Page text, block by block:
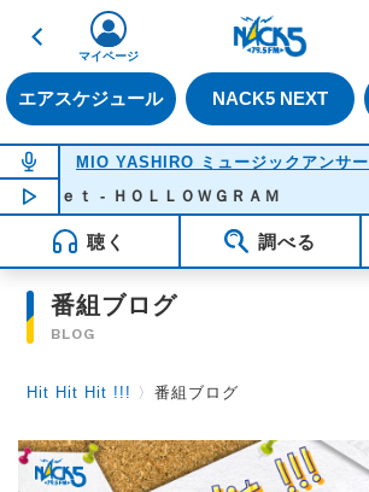
戻る
エアスケジュール NACK5 NEXT
マイページ
NOW ON AIR
MIO YASHIRO ミュージックアンサー
NOW PLAYING23:00
ｋｅｔ - ＨＯＬＬＯＷＧＲＡＭ
聴く 調べる
番組ブログ
BLOG
Hit Hit Hit !!! 〉番組ブログ